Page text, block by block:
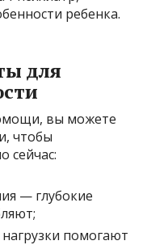
ребенка.
для
вы можете
чтобы
сейчас:
— глубокие
помогают